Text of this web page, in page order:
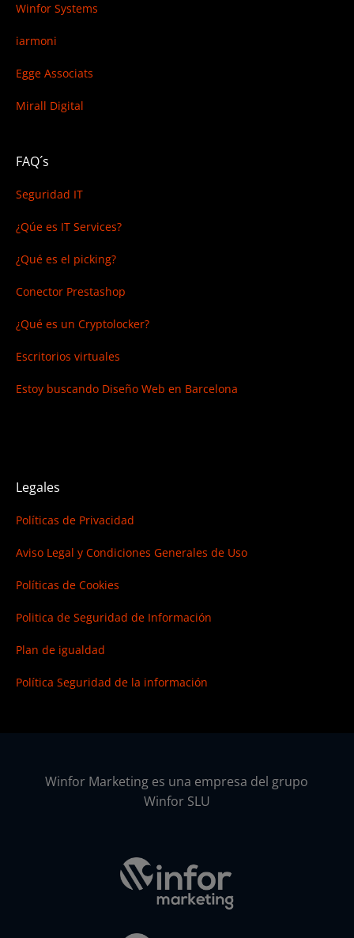
Winfor Systems
iarmoni
Egge Associats
Mirall Digital
FAQ´s
Seguridad IT
¿Qúe es IT Services?
¿Qué es el picking?
Conector Prestashop
¿Qué es un Cryptolocker?
Escritorios virtuales
Estoy buscando Diseño Web en Barcelona
Legales
Políticas de Privacidad
Aviso Legal y Condiciones Generales de Uso
Políticas de Cookies
Politica de Seguridad de Información
Plan de igualdad
Política Seguridad de la información
Winfor Marketing es una empresa del grupo
Winfor SLU